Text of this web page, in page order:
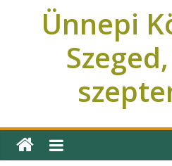
Ünnepi